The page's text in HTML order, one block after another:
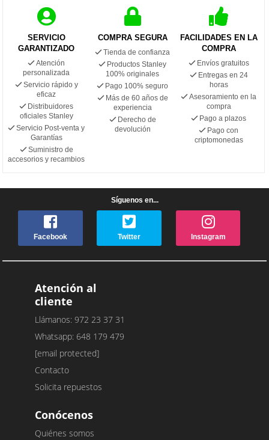
SERVICIO
GARANTIZADO
Atención
personalizada
Servicio rápido y
eficaz
Distribuidores
oficiales Stanley
Servicio Post-venta y
Garantías
Suministro de
accesorios y recambios
COMPRA SEGURA
Tienda de confianza
Productos Stanley
100% originales
Pago 100% seguro
Más de 60 años de
experiencia
Derecho de
devolución
FACILIDADES EN LA
COMPRA
Envíos gratuitos
Entregas en 24
horas
Asesoramiento en la
compra
Pago a plazos
Pago con
criptomonedas
Síguenos en...
Facebook Twitter Instagram
Atención al
cliente
Llámanos: 972 23 37 31
Whatsapp: 648 179 479
[email protected]
Contacto
Solicita repuestos
Conócenos
Quiénes somos